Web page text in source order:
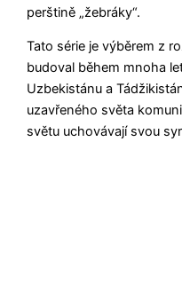
perštině „žebráky“.
Tato série je výběrem z
budoval během mnoha
Uzbekistánu a
uzavřeného světa
světu uchovávají svou